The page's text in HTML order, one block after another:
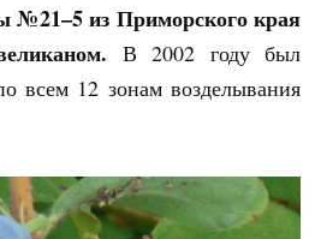
№21–5 из Приморского края
В 2002 году был
всем 12 зонам возделывания